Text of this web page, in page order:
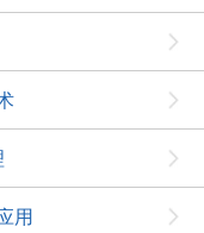
用